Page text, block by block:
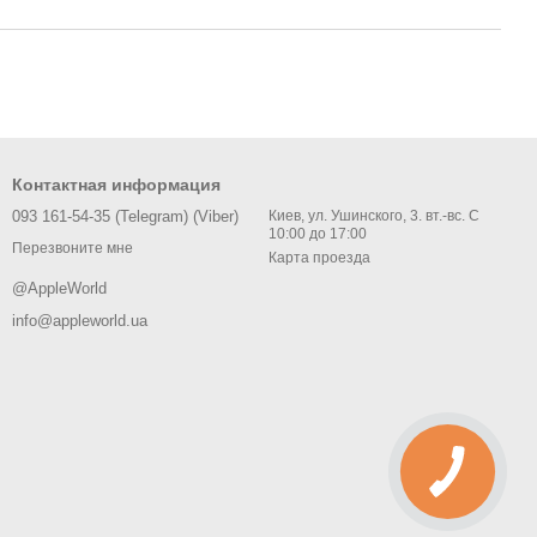
Контактная информация
093 161-54-35 (Telegram) (Viber)
Перезвоните мне
@AppleWorld
info@appleworld.ua
Киев, ул. Ушинского, 3. вт.-вс. С
10:00 до 17:00
Карта проезда